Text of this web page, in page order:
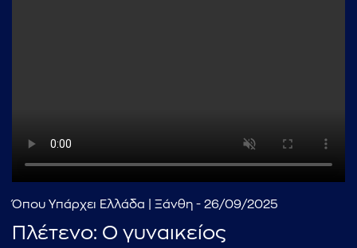
Όπου Υπάρχει Ελλάδα | Ξάνθη - 26/09/2025
Πλέτενο: Ο γυναικείος